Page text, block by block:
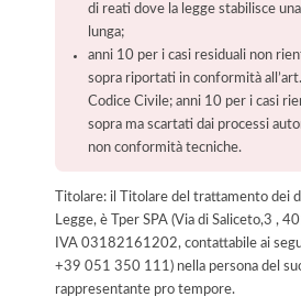
di reati dove la legge stabilisce
lunga;
anni 10 per i casi residuali non
sopra riportati in conformità
Codice Civile; anni 10 per i casi
sopra ma scartati dai processi
non conformità tecniche.
Titolare: il Titolare del trattamento dei
Legge, è Tper SPA (Via di Saliceto,3 ,
IVA 03182161202, contattabile ai
+39 051 350 111) nella persona del
rappresentante pro tempore.